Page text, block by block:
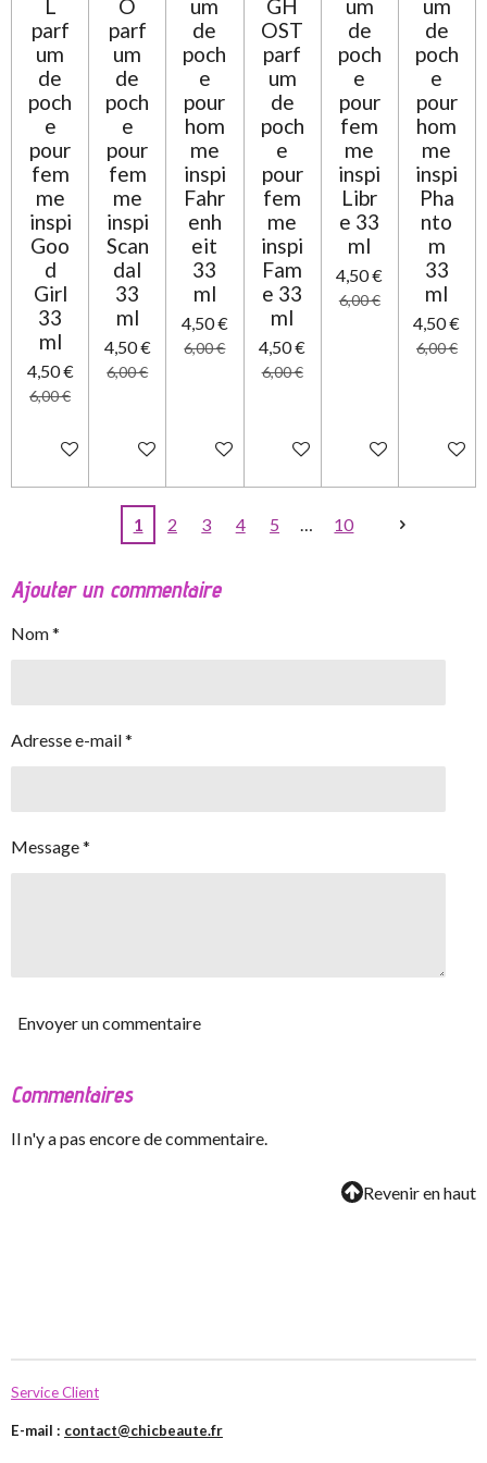
L
parf
um
de
poch
e
pour
fem
me
inspi
Goo
d
Girl
33
ml
4,50 €
6,00 €
Ajouter au panier
O
parf
um
de
poch
e
pour
fem
me
inspi
Scan
dal
33
ml
4,50 €
6,00 €
Ajouter au panier
um
de
poch
e
pour
hom
me
inspi
Fahr
enh
eit
33
ml
4,50 €
6,00 €
Ajouter au panier
GH
OST
parf
um
de
poch
e
pour
fem
me
inspi
Fam
e 33
ml
4,50 €
6,00 €
Ajouter au panier
um
de
poch
e
pour
fem
me
inspi
Libr
e 33
ml
4,50 €
6,00 €
Ajouter au panier
um
de
poch
e
pour
hom
me
inspi
Pha
nto
m
33
ml
4,50 €
6,00 €
Ajouter
1 2 3 4 5 10
Ajouter un commentaire
Nom *
Adresse e-mail *
Message *
Envoyer un commentaire
Commentaires
Il n'y a pas encore de commentaire.
Revenir en haut
Service Client
E-mail : contact@chicbeaute.fr